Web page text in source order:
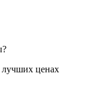
лучших ценах